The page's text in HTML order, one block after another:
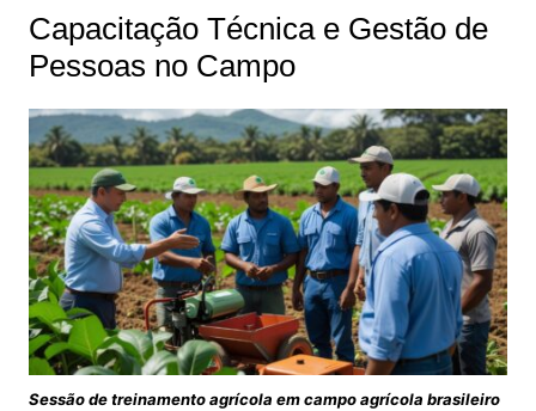
Capacitação Técnica e Gestão de
Pessoas no Campo
Sessão de treinamento agrícola em campo agrícola brasileiro